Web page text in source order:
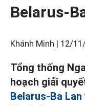
Belarus-
Khánh Minh | 12/
Tổng thống
hoạch giải
Belarus-Ba Lan